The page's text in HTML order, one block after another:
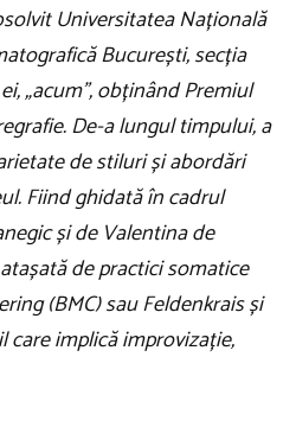
Universitatea Națională
București, secția
„acum”, obținând Premiul
De-a lungul timpului, a
de stiluri și abordări
Fiind ghidată în cadrul
și de Valentina de
de practici somatice
(BMC) sau Feldenkrais și
implică improvizație,